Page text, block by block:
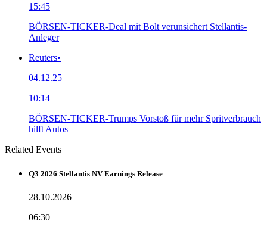
15:45
BÖRSEN-TICKER-Deal mit Bolt verunsichert Stellantis-
Anleger
Reuters•
04.12.25
10:14
BÖRSEN-TICKER-Trumps Vorstoß für mehr Spritverbrauch
hilft Autos
Related Events
Q3 2026 Stellantis NV Earnings Release
28.10.2026
06:30